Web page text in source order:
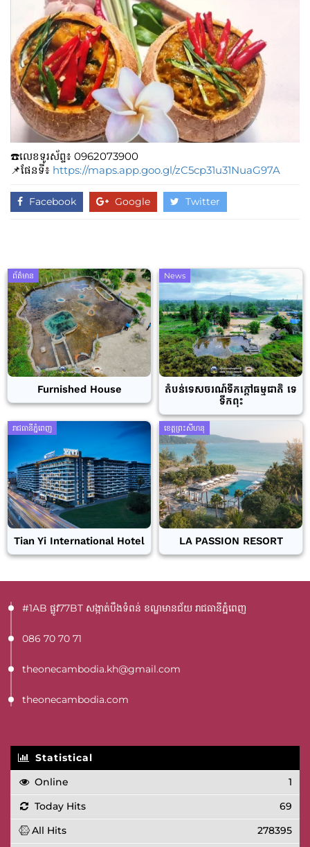
☎️លេខទូរស័ព្ទ៖​​ 0962073900
📌ផែនទី៖ https://maps.app.goo.gl/zC5cp31u31NuaG97A
Facebook Google Twitter
ព័ត៌មាន
Furnished House
News
តំបន់ទេសចរណ៍ទឹកក្តៅធម្មជាតិ ទេ
ទឹកពុះ
រាជធានីភ្នំពេញ
Tian Yi International Hotel
ខេត្តព្រះសីហនុ
LA PASSION RESORT
#1AB ផ្លូវ77BT​ សង្កាត់បឹងទំពន់ ខណ្ឌមានជ័យ រាជធានីភ្នំពេញ
086 70 70 71
theonecambodia.kh@gmail.com
theonecambodia.com
Statistical
Online
1
Today Hits
69
All Hits
278395